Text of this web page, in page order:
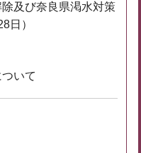
及び奈良県渇水対策
日）
いて